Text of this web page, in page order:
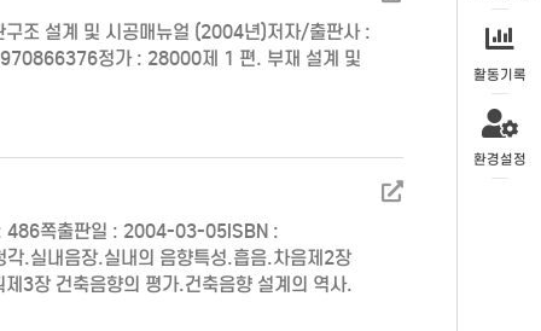
조 설계 및 시공매뉴얼 (2004년)저자/출판사 :
정가 : 28000제 1 편. 부재 설계 및
: 486쪽출판일 : 2004-03-05ISBN :
.실내음장.실내의 음향특성.흡음.차음제2장
3장 건축음향의 평가.건축음향 설계의 역사.
가방법제4장 건축음향설계.건축음향 설계
활동기록
환경설정